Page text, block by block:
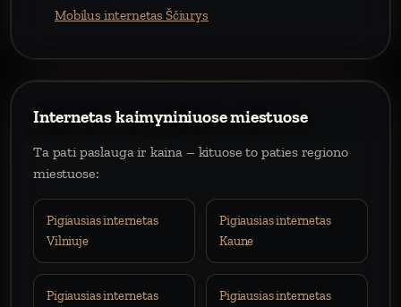
Mobilus internetas Ščiurys
Internetas kaimyniniuose miestuose
Ta pati paslauga ir kaina – kituose to paties regiono
miestuose:
Pigiausias internetas
Vilniuje
Pigiausias internetas
Kaune
Pigiausias internetas
Pigiausias internetas